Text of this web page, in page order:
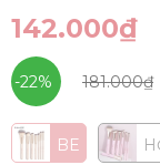
142.000₫
-22% 181.000₫
BE